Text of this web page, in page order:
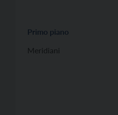
Primo piano
Meridiani